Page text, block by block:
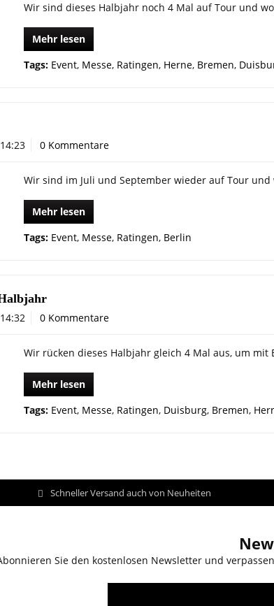
Wir sind dieses Halbjahr noch 4 Mal auf Tour und
Mehr lesen
Tags: Event, Messe, Ratingen, Herne, Bremen,
0 Kommentare
Wir sind im Juli und September wieder auf Tour
Mehr lesen
Tags: Event, Messe, Ratingen, Berlin
0 Kommentare
Wir rücken dieses Halbjahr gleich 4 Mal aus, um
Mehr lesen
Tags: Event, Messe, Ratingen, Duisburg, Bremen,
Schneller Versand auch von Neuheiten
Sie den kostenlosen Newsletter und